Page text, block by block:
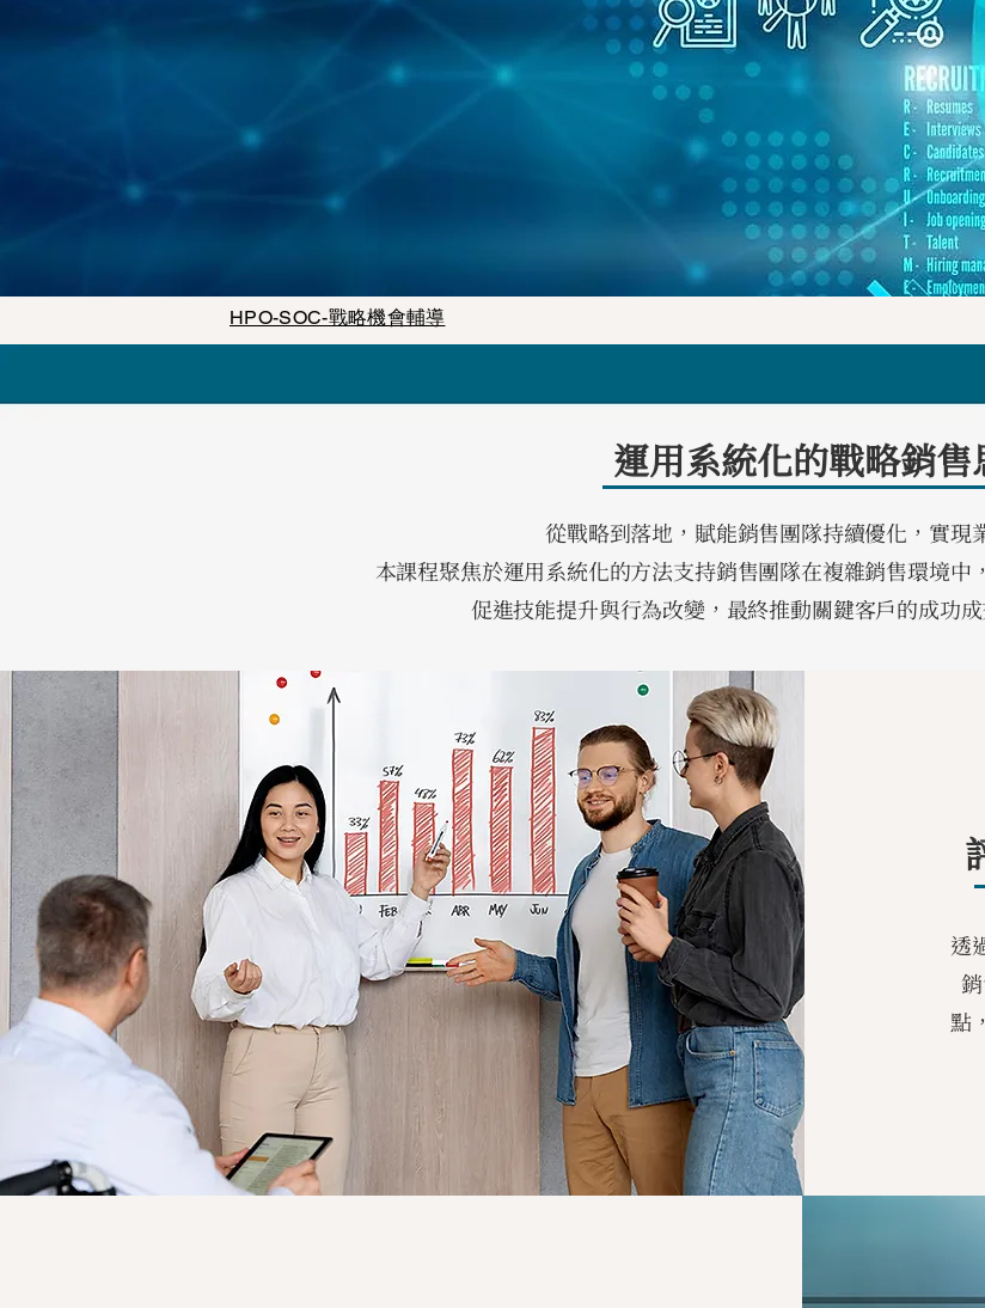
HPO-SOC-戰略機會輔導
運用系統化的戰略銷售
從戰略到落地，賦能銷售團隊持續優化，實現
本課程聚焦於運用系統化的方法支持銷售團隊在複雜銷售環境中
促進技能提升與行為改變，最終推動關鍵客戶的成功成
透
點